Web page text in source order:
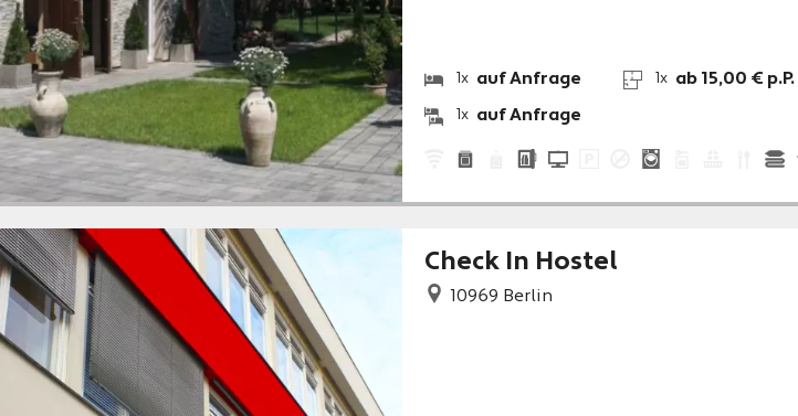
1x auf Anfrage
1x auf Anfrage
1x ab 15,00 € p.P.
Check In Hostel
10969 Berlin